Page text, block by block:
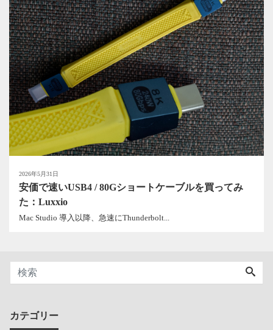
2026年5月31日
安価で速いUSB4 / 80Gショートケーブルを買ってみ
た：Luxxio
Mac Studio 導入以降、急速にThunderbolt...
カテゴリー